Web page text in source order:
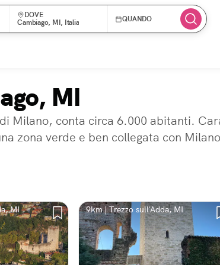
DOVE
Cambiago, MI, Italia
QUANDO
MI
Milano, conta circa 6.000 abitanti.
zona verde e ben collegata con
MI 9km | Trezzo sull'Adda, MI